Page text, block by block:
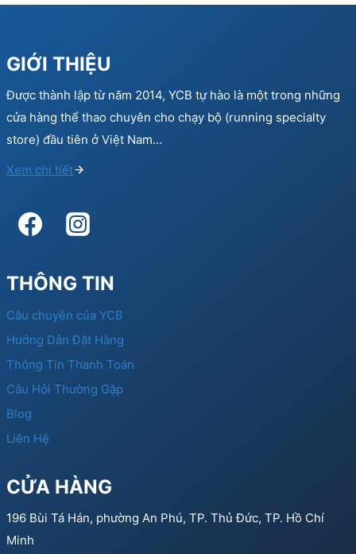
GIỚI THIỆU
Được thành lập từ năm 2014, YCB tự hào là một trong những
cửa hàng thể thao chuyên cho chạy bộ (running specialty
store) đầu tiên ở Việt Nam…
Xem chi tiết
THÔNG TIN
Câu chuyện của YCB
Hướng Dẫn Đặt Hàng
Thông Tin Thanh Toán
Câu Hỏi Thường Gặp
Blog
Liên Hệ
CỬA HÀNG
196 Bùi Tá Hán, phường An Phú, TP. Thủ Đức, TP. Hồ Chí
Minh